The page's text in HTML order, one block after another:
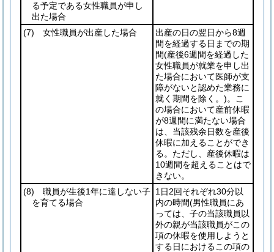
る予定である女性職員が申し
出た場合
(7) 女性職員が出産した場合
出産の日の翌日から8週
間を経過する日までの期
間(産後6週間を経過した
女性職員が就業を申し出
た場合において医師が支
障がないと認めた業務に
就く期間を除く。)。こ
の場合において産前休暇
が8週間に満たない場合
は、当該残余日数を産後
休暇に加えることができ
る。ただし、産後休暇は
10週間を超えることはで
きない。
(8) 職員が生後1年に達しない子
を育てる場合
1日2回それぞれ30分以
内の時間(男性職員にあ
っては、子の当該職員以
外の親が当該職員がこの
項の休暇を使用しようと
する日におけるこの項の